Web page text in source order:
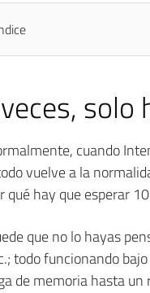
solo
cuando
vuelve a la
qué hay que esperar
que no lo hayas
todo funcionando
de memoria hasta un